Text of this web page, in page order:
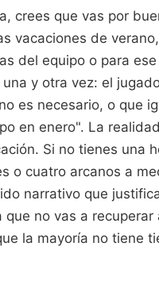
crees que vas por
vacaciones de
del equipo o para
y otra vez: el
es necesario, o que
en enero". La
Si no tienes una
o cuatro arcanos a
narrativo que
no vas a
la mayoría no tiene